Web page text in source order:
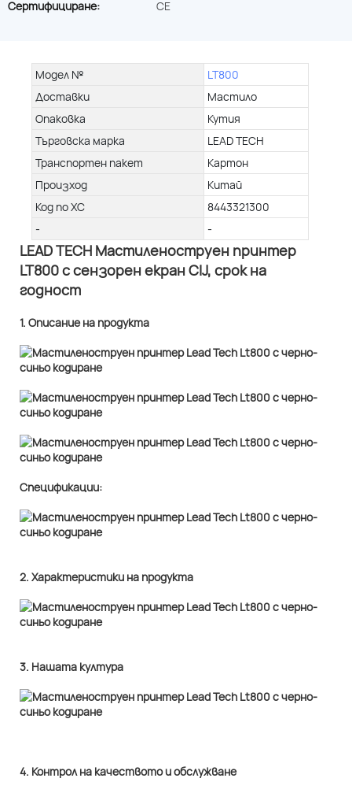
Сертифициране:
CE
Модел №
LT800
Доставки
Мастило
Опаковка
Кутия
Търговска марка
LEAD TECH
Транспортен пакет
Картон
Произход
Китай
Код по ХС
8443321300
-
-
LEAD TECH Мастиленоструен принтер
LT800 с сензорен екран CIJ, срок на
годност
1. Описание на продукта
Спецификации:
2. Характеристики на продукта
3. Нашата култура
4. Контрол на качеството и обслужване